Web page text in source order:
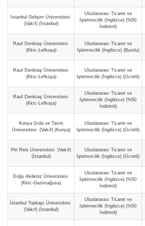
İstanbul Gelişim Üniversitesi
(Vakıf) (İstanbul)
Uluslararası Ticaret ve
İşletmecilik (İngilizce) (%50
İndirimli)
Rauf Denktaş Üniversitesi
(Kktc-Lefkoşa)
Uluslararası Ticaret ve
İşletmecilik (İngilizce) (Burslu)
Rauf Denktaş Üniversitesi
(Kktc-Lefkoşa)
Uluslararası Ticaret ve
İşletmecilik (İngilizce) (Ücretli)
Rauf Denktaş Üniversitesi
(Kktc-Lefkoşa)
Uluslararası Ticaret ve
İşletmecilik (İngilizce) (%50
İndirimli)
Konya Gıda ve Tarım
Üniversitesi (Vakıf) (Konya)
Uluslararası Ticaret ve
İşletmecilik (İngilizce) (Ücretli)
Piri Reis Üniversitesi (Vakıf)
(İstanbul)
Uluslararası Ticaret ve
İşletmecilik (İngilizce) (Ücretli)
Doğu Akdeniz Üniversitesi
(Kktc-Gazimağusa)
Uluslararası Ticaret ve
İşletmecilik (İngilizce) (%50
İndirimli)
İstanbul Topkapı Üniversitesi
(Vakıf) (İstanbul)
Uluslararası Ticaret ve
İşletmecilik (İngilizce) (%50
İndirimli)